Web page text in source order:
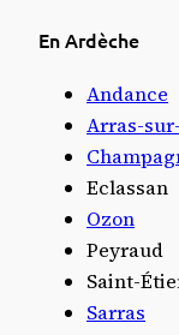
En Ardèche
Andance
Arras-
Eclassan
Ozon
Peyraud
Saint-
Sarras